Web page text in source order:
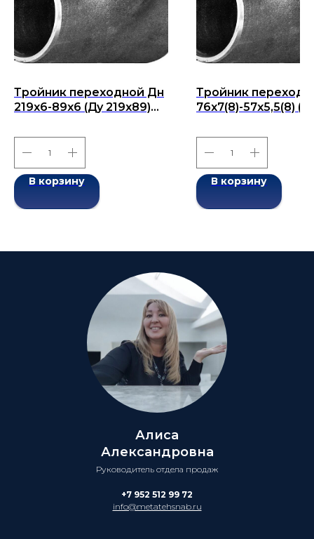
Тройник переходной Дн
219x6-89x6 (Ду 219x89)
2001
В корзину
Тройник
76x7(8)-57x5,5(8)
17376-2001
В корзину
Алиса
Александровна
Руководитель отдела продаж
+7 952 512 99 72
info@metatehsnab.ru